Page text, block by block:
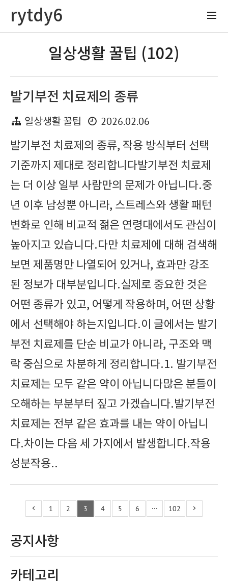
rytdy6
일상생활 꿀팁 (102)
발기부전 치료제의 종류
일상생활 꿀팁
2026.02.06
발기부전 치료제의 종류, 작용 방식부터 선택
기준까지 제대로 정리합니다발기부전 치료제
는 더 이상 일부 사람만의 문제가 아닙니다.중
년 이후 남성뿐 아니라, 스트레스와 생활 패턴
변화로 인해 비교적 젊은 연령대에서도 관심이
높아지고 있습니다.다만 치료제에 대해 검색해
보면 제품명만 나열되어 있거나, 효과만 강조
된 정보가 대부분입니다.실제로 중요한 것은
어떤 종류가 있고, 어떻게 작용하며, 어떤 상황
에서 선택해야 하는지입니다.이 글에서는 발기
부전 치료제를 단순 비교가 아니라, 구조와 맥
락 중심으로 차분하게 정리합니다.1. 발기부전
치료제는 모두 같은 약이 아닙니다많은 분들이
오해하는 부분부터 짚고 가겠습니다.발기부전
치료제는 전부 같은 효과를 내는 약이 아닙니
다.차이는 다음 세 가지에서 발생합니다.작용
성분작용..
1 2 3 4 5 6 ··· 102
공지사항
카테고리